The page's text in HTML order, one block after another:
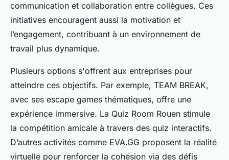
communication et collaboration entre collègues. Ces
initiatives encouragent aussi la motivation et
l’engagement, contribuant à un environnement de
travail plus dynamique.
Plusieurs options s'offrent aux entreprises pour
atteindre ces objectifs. Par exemple, TEAM BREAK,
avec ses escape games thématiques, offre une
expérience immersive. La Quiz Room Rouen stimule
la compétition amicale à travers des quiz interactifs.
D’autres activités comme EVA.GG proposent la réalité
virtuelle pour renforcer la cohésion via des défis